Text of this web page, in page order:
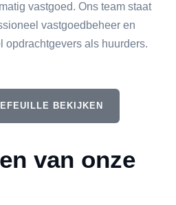
vastgoed. Ons team staat
vastgoedbeheer en
opdrachtgevers als huurders.
BEKIJKEN
van onze